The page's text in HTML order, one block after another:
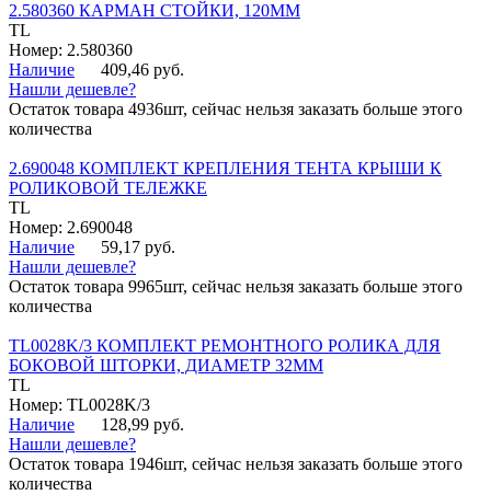
2.580360 КАРМАН СТОЙКИ, 120ММ
TL
Номер: 2.580360
Наличие
409,46 руб.
Нашли дешевле?
Остаток товара 4936шт, сейчас нельзя заказать больше этого
количества
2.690048 КОМПЛЕКТ КРЕПЛЕНИЯ ТЕНТА КРЫШИ К
РОЛИКОВОЙ ТЕЛЕЖКЕ
TL
Номер: 2.690048
Наличие
59,17 руб.
Нашли дешевле?
Остаток товара 9965шт, сейчас нельзя заказать больше этого
количества
TL0028K/3 КОМПЛЕКТ РЕМОНТНОГО РОЛИКА ДЛЯ
БОКОВОЙ ШТОРКИ, ДИАМЕТР 32ММ
TL
Номер: TL0028K/3
Наличие
128,99 руб.
Нашли дешевле?
Остаток товара 1946шт, сейчас нельзя заказать больше этого
количества